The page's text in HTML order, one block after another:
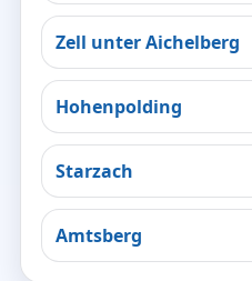
Zell unter Aichelberg
Hohenpolding
Starzach
Amtsberg